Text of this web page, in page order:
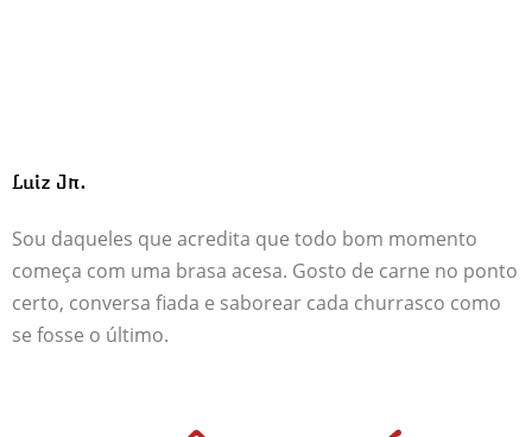
Luiz Jr.
Sou daqueles que acredita que todo bom momento
começa com uma brasa acesa. Gosto de carne no ponto
certo, conversa fiada e saborear cada churrasco como
se fosse o último.